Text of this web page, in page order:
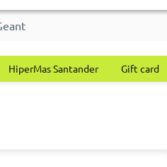
HiperMas Santander Gift card